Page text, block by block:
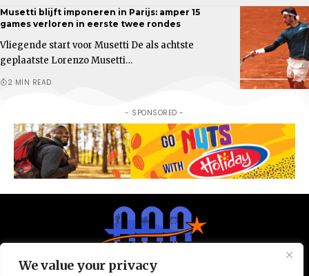
We value your privacy
Musetti blijft imponeren in Parijs: amper 15
games verloren in eerste twee rondes
Vliegende start voor Musetti De als achtste
geplaatste Lorenzo Musetti…
2 MIN READ
- SPONSORED -